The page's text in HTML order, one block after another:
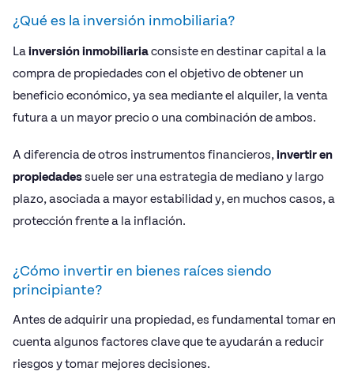
¿Qué es la inversión inmobiliaria?
La inversión inmobiliariaconsiste en destinar capital a la
compra de propiedades con el objetivo de obtener un
beneficio económico, ya sea mediante el alquiler, la venta
futura a un mayor precio o una combinación de ambos.
A diferencia de otros instrumentos financieros, invertir en
propiedadessuele ser una estrategia de mediano y largo
plazo, asociada a mayor estabilidad y, en muchos casos, a
protección frente a la inflación.
¿Cómo invertir en bienes raíces siendo
principiante?
Antes de adquirir una propiedad, es fundamental tomar en
cuenta algunos factores clave que te ayudarán a reducir
riesgos y tomar mejores decisiones.